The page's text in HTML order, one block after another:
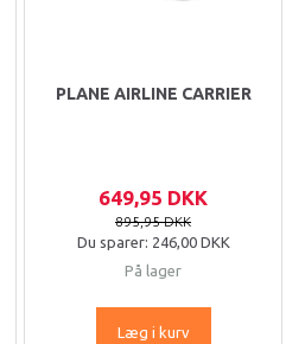
PLANE AIRLINE CARRIER
649,95 DKK
895,95 DKK
Du sparer: 246,00 DKK
På lager
Læg i kurv